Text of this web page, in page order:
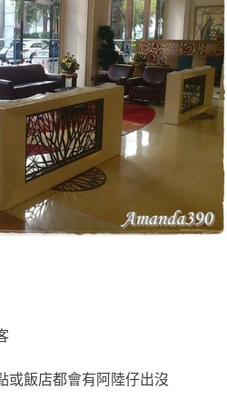
或飯店都會有阿陸仔出沒